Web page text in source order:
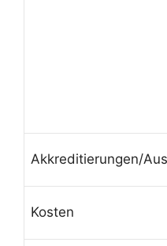
Akkreditierungen/
Kosten